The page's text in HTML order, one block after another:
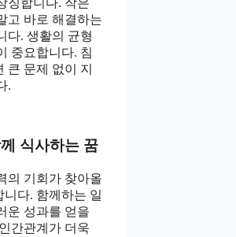
고 바로 해결하는
다. 생활의 균형
중요합니다. 침
큰 문제 없이 지
.
식사하는 꿈
의 기회가 찾아올
다. 함께하는 일
운 성과를 얻을
간관계가 더욱